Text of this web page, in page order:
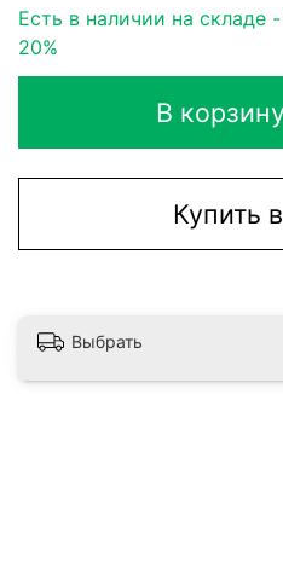
В корзину
Купить
Есть в наличии на складе
20%
Выбрать